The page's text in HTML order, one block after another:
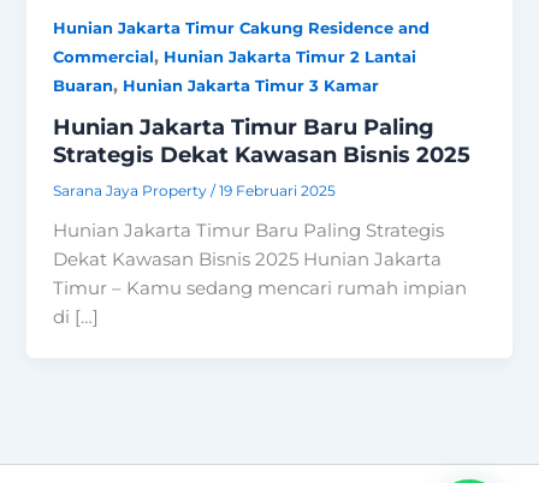
Hunian Jakarta Timur Cakung Residence and
Commercial, Hunian Jakarta Timur 2 Lantai
Buaran, Hunian Jakarta Timur 3 Kamar
Hunian Jakarta Timur Baru Paling
Strategis Dekat Kawasan Bisnis 2025
Sarana Jaya Property/19 Februari 2025
Hunian Jakarta Timur Baru Paling Strategis
Dekat Kawasan Bisnis 2025 Hunian Jakarta
Timur – Kamu sedang mencari rumah impian
di […]